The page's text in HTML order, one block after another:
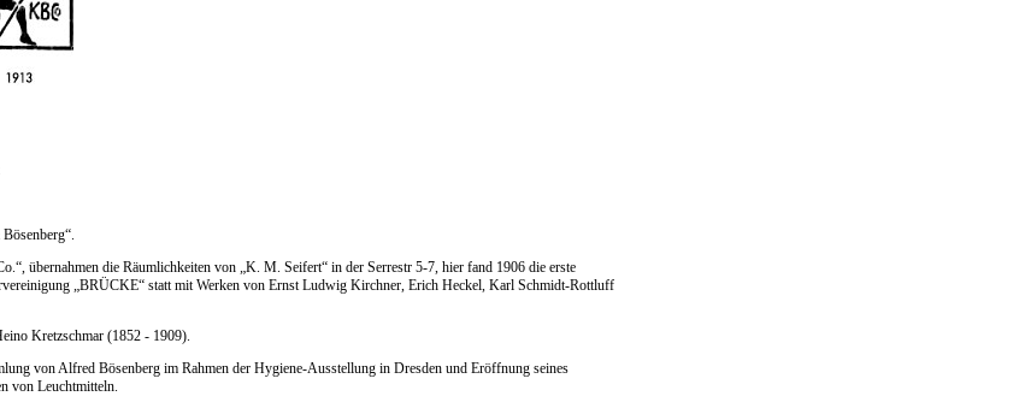
übernahmen die Räumlichkeiten von „K. M. Seifert“ in der Serrestr 5-7, hier fand 1906 die erste
„BRÜCKE“ statt mit Werken von Ernst Ludwig Kirchner, Erich Heckel, Karl Schmidt-Rottluff
Kretzschmar (1852 - 1909).
von Alfred Bösenberg im Rahmen der Hygiene-Ausstellung in Dresden und Eröffnung seines
von Leuchtmitteln.